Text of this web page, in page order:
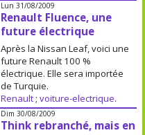
Lun 31/08/2009
Renault Fluence, une
future électrique
Après la Nissan Leaf, voici une
future Renault 100 %
électrique. Elle sera importée
de Turquie.
Renault; voiture-electrique.
Dim 30/08/2009
Think rebranché, mais en